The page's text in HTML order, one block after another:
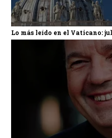
Lo más leído en el Vaticano: